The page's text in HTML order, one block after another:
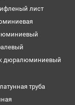
лист
дюралюминиевый
труба